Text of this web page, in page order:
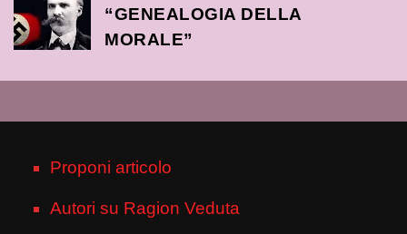
“GENEALOGIA DELLA
MORALE”
Proponi articolo
Autori su Ragion Veduta